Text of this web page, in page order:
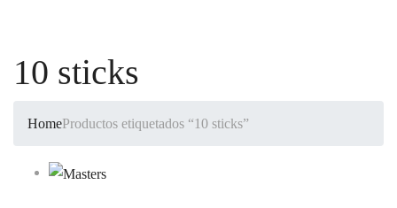
10 sticks
HomeProductos etiquetados “10 sticks”